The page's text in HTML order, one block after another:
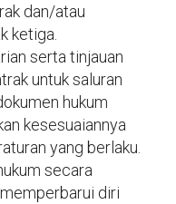
dan/atau
ketiga.
serta tinjauan
untuk saluran
hukum
kesesuaiannya
yang berlaku.
secara
diri